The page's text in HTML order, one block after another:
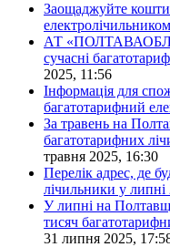
Заощаджуйте
електролічильником
АТ
сучасні
2025, 11:56
Інформація для
багатотарифний
За травень на
багатотарифних
травня 2025, 16:30
Перелік адрес, де
лічильники у липні
У липні на
тисяч
31 липня 2025,